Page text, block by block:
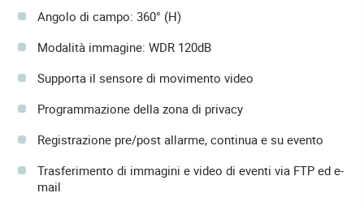
Angolo di campo: 360° (H)
Modalità immagine: WDR 120dB
Supporta il sensore di movimento video
Programmazione della zona di privacy
Registrazione pre/post allarme, continua e su evento
Trasferimento di immagini e video di eventi via FTP ed e-
mail